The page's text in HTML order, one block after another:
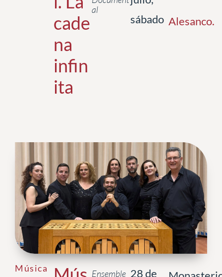
cade
na
infin
ita
al
sábado Alesanco.
Música
Ensemble 28 de